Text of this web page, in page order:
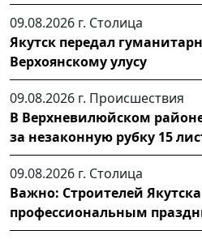
09.08.2026 г. Столица
Якутск передал
Верхоянскому улусу
09.08.2026 г. Происшествия
В Верхневилюйском
за незаконную рубку 15
09.08.2026 г. Столица
Важно: Строителей
профессиональным